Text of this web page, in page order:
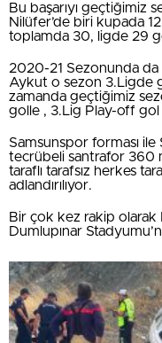
Bu başarıyı geçtiğimiz
Nilüfer’de biri kupada
toplamda 30, ligde 29
2020-21 Sezonunda da
Aykut o sezon 3.Ligde
zamanda geçtiğimiz
golle , 3.Lig Play-off gol
Samsunspor forması
tecrübeli santrafor 360
taraflı tarafsız herkes
adlandırılıyor.
Bir çok kez rakip olarak
Dumlupınar